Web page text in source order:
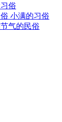
俗
小满的习俗
气的民俗